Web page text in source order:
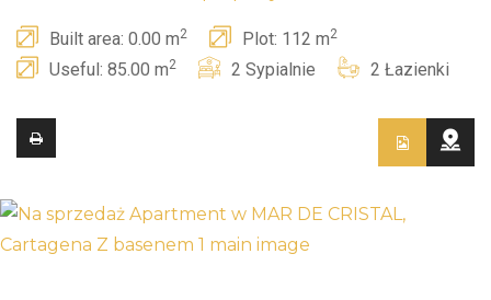
Built area: 0.00 m2 Plot: 112 m2
Useful: 85.00 m2 2 Sypialnie 2 Łazienki